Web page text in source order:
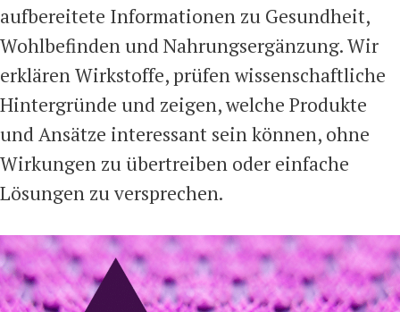
aufbereitete Informationen zu Gesundheit,
Wohlbefinden und Nahrungsergänzung. Wir
erklären Wirkstoffe, prüfen wissenschaftliche
Hintergründe und zeigen, welche Produkte
und Ansätze interessant sein können, ohne
Wirkungen zu übertreiben oder einfache
Lösungen zu versprechen.